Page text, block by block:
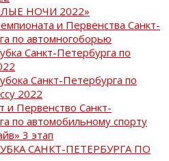
НОЧИ 2022»
и Первенства Санкт-
по автомногоборью
Санкт-Петербурга по
Санкт-Петербурга по
2022
и Первенство Санкт-
по автомобильному спорту
3 этап
САНКТ-ПЕТЕРБУРГА ПО